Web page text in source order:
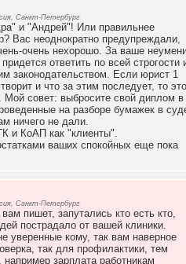
Санкт-Петербург
и "Андрей"! Или правильнее
Вас неоднократно предупреждали,
очень нехорошо. За ваше
ответить по всей строгости
законодательством. Если юрист 1
и что за этим последует, то
Мой совет: выбросите свой диплом в
на разборе бумажек в
ничего не дали.
и КоАП как "клиенты".
ваших спокойных еще пока
Санкт-Петербург
пишет, запутались кто есть кто,
пострадало от вашей клиники.
уверенные кому, так вам наверное
так для профилактики, тем
зарплата работникам